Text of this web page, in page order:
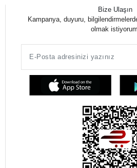
Bize Ulaşın
Kampanya, duyuru,
olmak istiyorum.